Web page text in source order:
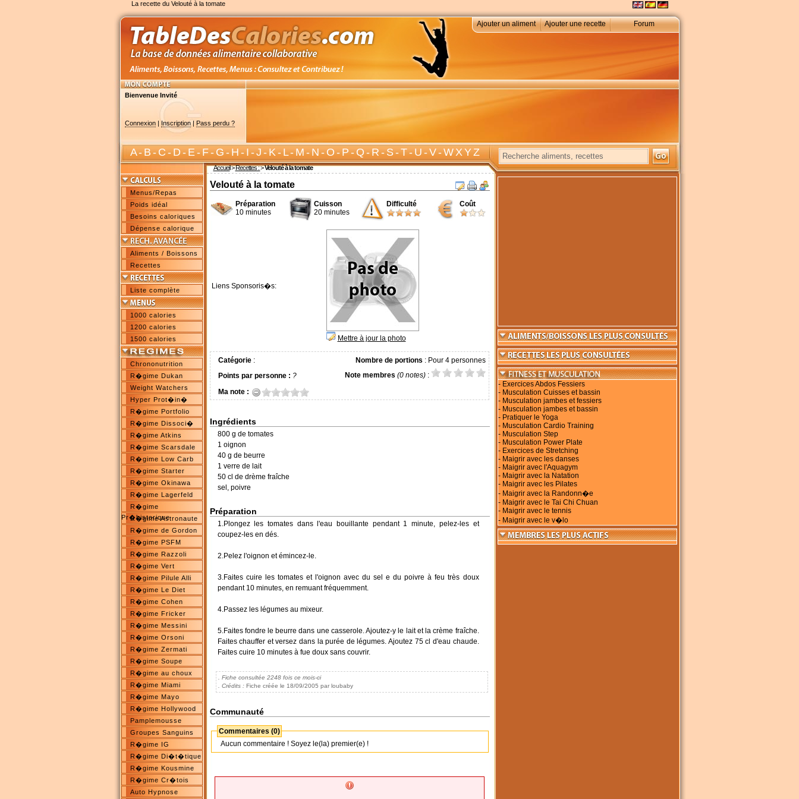
La recette du Velouté à la tomate
Ajouter un aliment Ajouter une recette Forum
Bienvenue Invité
Connexion| Inscription| Pass perdu ?
A-B-C-D-E-F-G-H-I-J-K-L-M-N-O-P-Q-R-S-T-U-V-W X Y Z
Accueil>Recettes :>Velouté à la tomate
Menus/Repas
Poids idéal
Besoins caloriques
Dépense calorique
Aliments / Boissons
Recettes
Liste complète
1000 calories
1200 calories
1500 calories
Chrononutrition
R�gime Dukan
Weight Watchers
Hyper Prot�in�
R�gime Portfolio
R�gime Dissoci�
R�gime Atkins
R�gime Scarsdale
R�gime Low Carb
R�gime Starter
R�gime Okinawa
R�gime Lagerfeld
R�gime
Pr�historique
R�gime Astronaute
R�gime de Gordon
R�gime PSFM
R�gime Razzoli
R�gime Vert
R�gime Pilule Alli
R�gime Le Diet
R�gime Cohen
R�gime Fricker
R�gime Messini
R�gime Orsoni
R�gime Zermati
R�gime Soupe
R�gime au choux
R�gime Miami
R�gime Mayo
R�gime Hollywood
Pamplemousse
Groupes Sanguins
R�gime IG
R�gime Di�t�tique
R�gime Kousmine
R�gime Cr�tois
Auto Hypnose
Velouté à la tomate
Préparation
10 minutes
Cuisson
20 minutes
Difficulté Coût
Liens Sponsoris�s:
Mettre à jour la photo
Catégorie: Nombre de portions : Pour 4 personnes
Points par personne : ? Note membres (0 notes):
Ma note :
Ingrédients
800 g de tomates
1 oignon
40 g de beurre
1 verre de lait
50 cl de drème fraîche
sel, poivre
Préparation
1.Plongez les tomates dans l'eau bouillante pendant 1 minute, pelez-les et
coupez-les en dés.
2.Pelez l'oignon et émincez-le.
3.Faites cuire les tomates et l'oignon avec du sel e du poivre à feu très doux
pendant 10 minutes, en remuant fréquemment.
4.Passez les légumes au mixeur.
5.Faites fondre le beurre dans une casserole. Ajoutez-y le lait et la crème fraîche.
Faites chauffer et versez dans la purée de légumes. Ajoutez 75 cl d'eau chaude.
Faites cuire 10 minutes à fue doux sans couvrir.
. Fiche consultée 2248 fois ce mois-ci
. Crédits :Fiche créée le 18/09/2005 par loubaby
Communauté
Commentaires (0)
Aucun commentaire ! Soyez le(la) premier(e) !
- Exercices Abdos Fessiers
- Musculation Cuisses et bassin
- Musculation jambes et fessiers
- Musculation jambes et bassin
- Pratiquer le Yoga
- Musculation Cardio Training
- Musculation Step
- Musculation Power Plate
- Exercices de Stretching
- Maigrir avec les danses
- Maigrir avec l'Aquagym
- Maigrir avec la Natation
- Maigrir avec les Pilates
- Maigrir avec la Randonn�e
- Maigrir avec le Tai Chi Chuan
- Maigrir avec le tennis
- Maigrir avec le v�lo